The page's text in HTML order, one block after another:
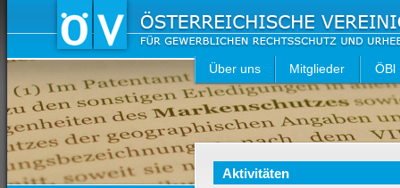
Über uns Mitglieder ÖBl
Aktivitäten